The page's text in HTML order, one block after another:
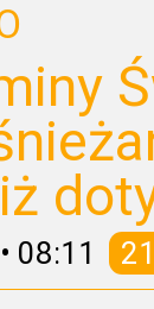
• 08:11